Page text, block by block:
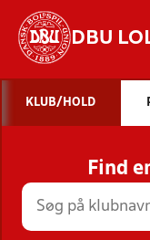
DBU
KLUB/HOLD
Find